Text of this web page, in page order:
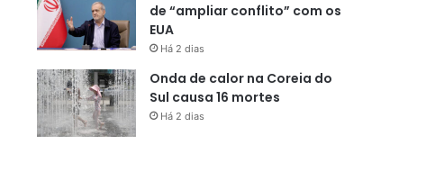
de “ampliar conflito” com os
EUA
Há 2 dias
Onda de calor na Coreia do
Sul causa 16 mortes
Há 2 dias